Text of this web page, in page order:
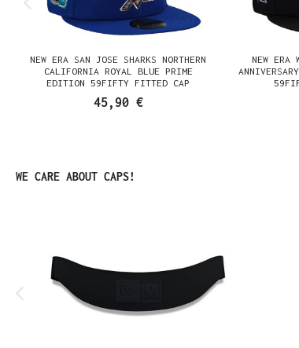
NEW ERA SAN JOSE SHARKS NORTHERN
CALIFORNIA ROYAL BLUE PRIME
EDITION 59FIFTY FITTED CAP
45,90 €
NEW ERA
Produktgalerie überspringen
WE CARE ABOUT CAPS!